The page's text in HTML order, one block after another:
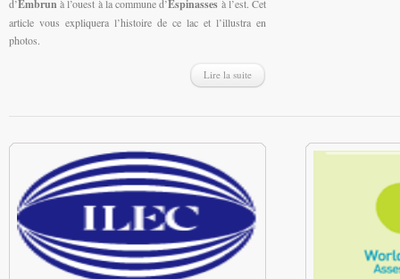
d’Embrun à l’ouest à la commune d’Espinasses à l’est. Cet
article vous expliquera l’histoire de ce lac et l’illustra en
photos.
Lire la suite